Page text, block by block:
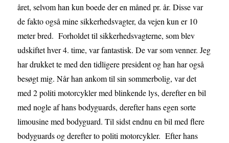
året, selvom han kun boede der en måned pr. år. Disse var
de fakto også mine sikkerhedsvagter, da vejen kun er 10
meter bred. Forholdet til sikkerhedsvagterne, som blev
udskiftet hver 4. time, var fantastisk. De var som venner. Jeg
har drukket te med den tidligere president og han har også
besøgt mig. Når han ankom til sin sommerbolig, var det
med 2 politi motorcykler med blinkende lys, derefter en bil
med nogle af hans bodyguards, derefter hans egen sorte
limousine med bodyguard. Til sidst endnu en bil med flere
bodyguards og derefter to politi motorcykler. Efter hans